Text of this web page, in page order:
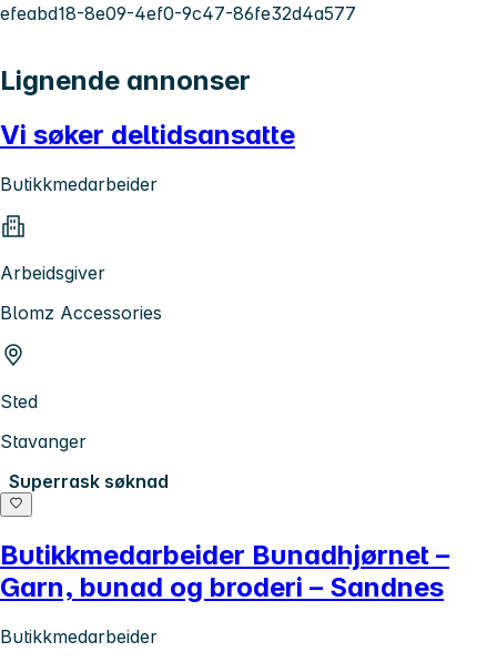
efeabd18-8e09-4ef0-9c47-86fe32d4a577
Lignende annonser
Vi søker deltidsansatte
Butikkmedarbeider
Arbeidsgiver
Blomz Accessories
Sted
Stavanger
Superrask søknad
Butikkmedarbeider Bunadhjørnet –
Garn, bunad og broderi – Sandnes
Butikkmedarbeider